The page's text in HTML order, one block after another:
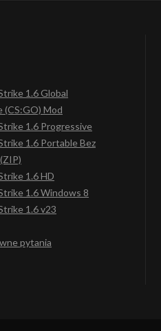
1.6 Global
(CS:GO) Mod
1.6 Progressive
1.6 Portable Bez
1.6 HD
1.6 Windows 8
1.6 v23
pytania